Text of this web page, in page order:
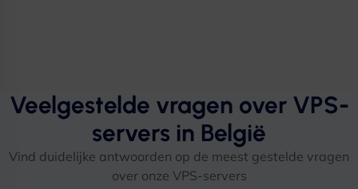
Veelgestelde vragen over VPS-
servers in België
Vind duidelijke antwoorden op de meest gestelde vragen
over onze VPS-servers